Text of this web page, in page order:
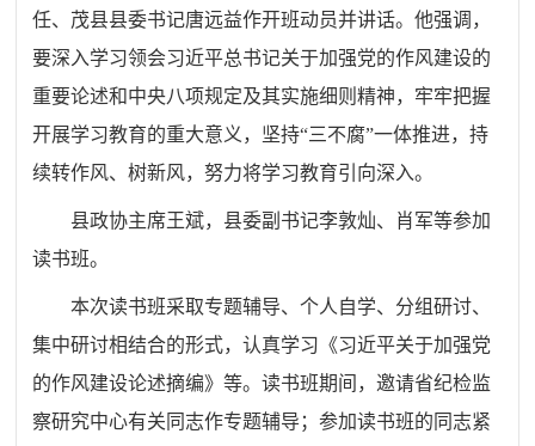
任、茂县县委书记唐远益作开班动员并讲话。他强调，
要深入学习领会习近平总书记关于加强党的作风建设的
重要论述和中央八项规定及其实施细则精神，牢牢把握
开展学习教育的重大意义，坚持“三不腐”一体推进，持
续转作风、树新风，努力将学习教育引向深入。
县政协主席王斌，县委副书记李敦灿、肖军等参加
读书班。
本次读书班采取专题辅导、个人自学、分组研讨、
集中研讨相结合的形式，认真学习《习近平关于加强党
的作风建设论述摘编》等。读书班期间，邀请省纪检监
察研究中心有关同志作专题辅导；参加读书班的 同志紧